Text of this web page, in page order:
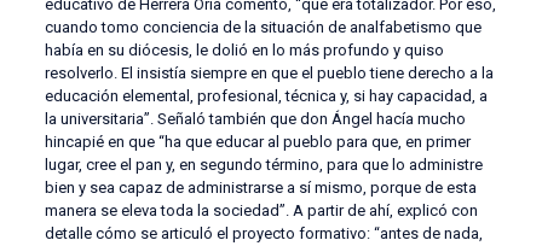
educativo de Herrera Oria comentó, “que era totalizador. Por eso,
cuando tomo conciencia de la situación de analfabetismo que
había en su diócesis, le dolió en lo más profundo y quiso
resolverlo. El insistía siempre en que el pueblo tiene derecho a la
educación elemental, profesional, técnica y, si hay capacidad, a
la universitaria”. Señaló también que don Ángel hacía mucho
hincapié en que “ha que educar al pueblo para que, en primer
lugar, cree el pan y, en segundo término, para que lo administre
bien y sea capaz de administrarse a sí mismo, porque de esta
manera se eleva toda la sociedad”. A partir de ahí, explicó con
detalle cómo se articuló el proyecto formativo: “antes de nada,